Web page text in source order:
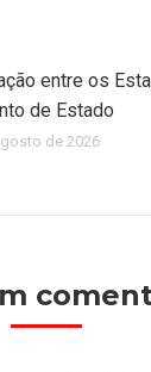
entre os
de Estado
de 2026